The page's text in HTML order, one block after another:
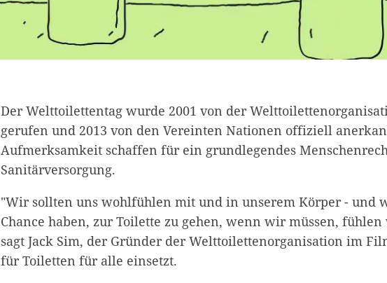
Der Welttoilettentag wurde 2001 von der
gerufen und 2013 von den Vereinten Nationen offiziell
Aufmerksamkeit schaffen für ein grundlegendes
Sanitärversorgung.
"Wir sollten uns wohlfühlen mit und in unserem Körper - und
Chance haben, zur Toilette zu gehen, wenn wir müssen, fühlen
sagt Jack Sim, der Gründer der Welttoilettenorganisation im
für Toiletten für alle einsetzt.